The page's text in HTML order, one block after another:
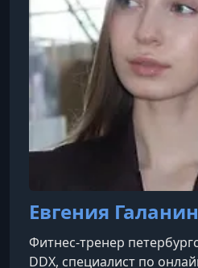
Евгения
Фитнес-тренер
DDX, специалист по